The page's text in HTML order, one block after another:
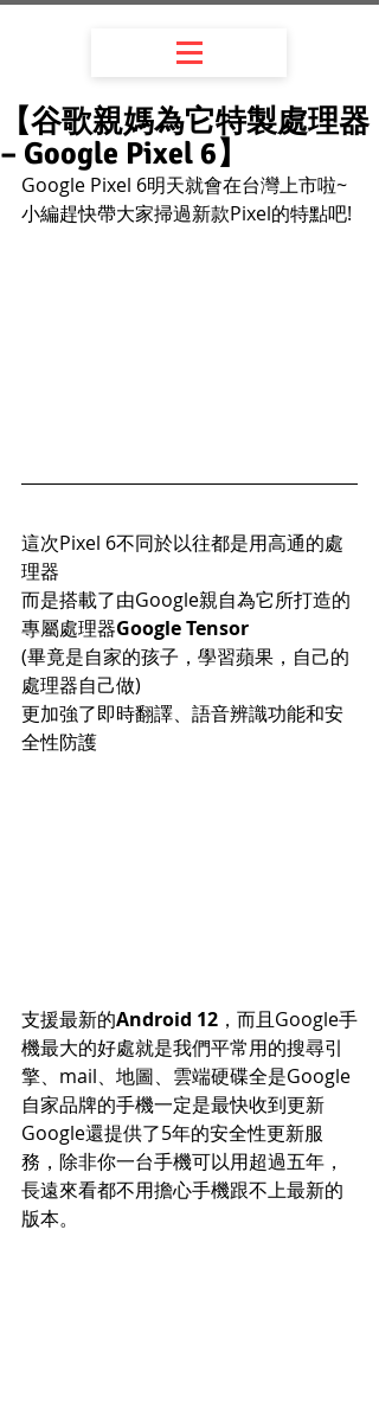
【谷歌親媽為它特製處理器
– Google Pixel 6】
Google Pixel 6明天就會在台灣上市啦~
小編趕快帶大家掃過新款Pixel的特點吧!
這次Pixel 6不同於以往都是用高通的處
理器
而是搭載了由Google親自為它所打造的
專屬處理器Google Tensor
(畢竟是自家的孩子，學習蘋果，自己的
處理器自己做)
更加強了即時翻譯、語音辨識功能和安
全性防護
支援最新的Android 12 ，而且Google手
機最大的好處就是我們平常用的搜尋引
擎、mail、地圖、雲端硬碟全是Google
自家品牌的手機一定是最快收到更新
Google還提供了5年的安全性更新服
務，除非你一台手機可以用超過五年，
長遠來看都不用擔心手機跟不上最新的
版本。